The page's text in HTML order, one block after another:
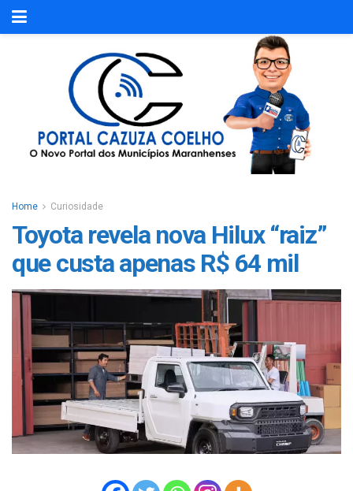
Home Curiosidade
Toyota revela nova Hilux “raiz”
que custa apenas R$ 64 mil